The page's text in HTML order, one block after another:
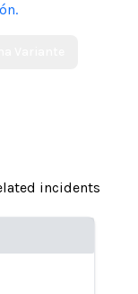
incidents